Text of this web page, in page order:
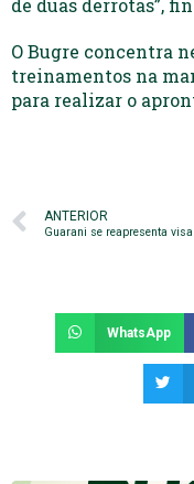
de duas derrotas”,
O Bugre concentra
treinamentos na
para realizar o
ANTERIOR
WhatsApp